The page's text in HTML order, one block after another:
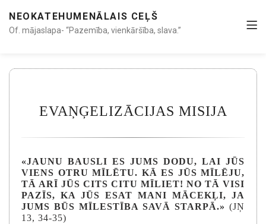
NEOKATEHUMENĀLAIS CEĻŠ
Of. mājaslapa- “Pazemība, vienkāršība, slava.”
EVAŅĢELIZĀCIJAS MISIJA
«JAUNU BAUSLI ES JUMS DODU, LAI JŪS
VIENS OTRU MĪLĒTU. KĀ ES JŪS MĪLĒJU,
TĀ ARĪ JŪS CITS CITU MĪLIET! NO TĀ VISI
PAZĪS, KA JŪS ESAT MANI MĀCEKĻI, JA
JUMS BŪS MĪLESTĪBA SAVĀ STARPĀ.» (JŅ
13, 34-35)